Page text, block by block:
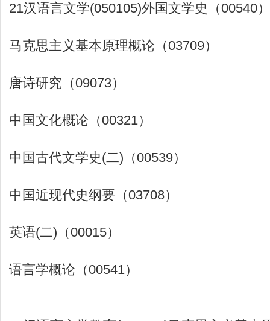
21汉语言文学(050105)外国文学史（00540）
马克思主义基本原理概论（03709）
唐诗研究（09073）
中国文化概论（00321）
中国古代文学史(二)（00539）
中国近现代史纲要（03708）
英语(二)（00015）
语言学概论（00541）